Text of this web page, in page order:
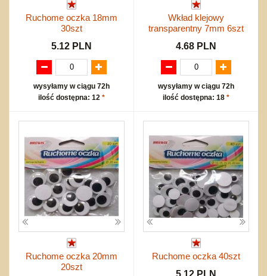
Ruchome oczka 18mm
30szt
5.12 PLN
wysyłamy w ciągu 72h
ilość dostępna: 12 *
Wkład klejowy
transparentny 7mm 6szt
4.68 PLN
wysyłamy w ciągu 72h
ilość dostępna: 18 *
Ruchome oczka 20mm
20szt
Ruchome oczka 40szt
5.12 PLN